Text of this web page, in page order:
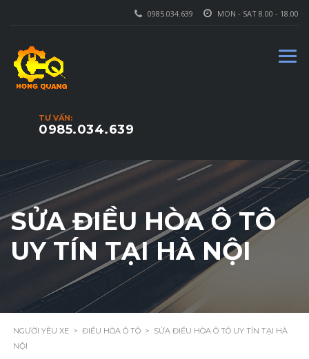
MON - SAT 8.00 - 18.00
0985.034.639
TƯ VẤN:
0985.034.639
SỬA ĐIỀU HÒA Ô TÔ
UY TÍN TẠI HÀ NỘI
NGƯỜI YÊU XE > ĐIỀU HÒA Ô TÔ > SỬA ĐIỀU HÒA Ô TÔ UY TÍN TẠI HÀ
NỘI